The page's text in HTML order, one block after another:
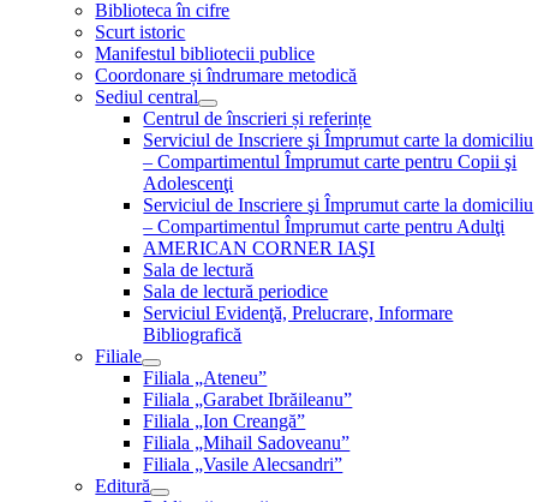
Biblioteca în cifre
Scurt istoric
Manifestul bibliotecii publice
Coordonare și îndrumare metodică
Sediul central
Centrul de înscrieri și referințe
Serviciul de Inscriere şi Împrumut carte la domiciliu
– Compartimentul Împrumut carte pentru Copii şi
Adolescenţi
Serviciul de Inscriere şi Împrumut carte la domiciliu
– Compartimentul Împrumut carte pentru Adulţi
AMERICAN CORNER IAŞI
Sala de lectură
Sala de lectură periodice
Serviciul Evidenţă, Prelucrare, Informare
Bibliografică
Filiale
Filiala „Ateneu”
Filiala „Garabet Ibrăileanu”
Filiala „Ion Creangă”
Filiala „Mihail Sadoveanu”
Filiala „Vasile Alecsandri”
Editură